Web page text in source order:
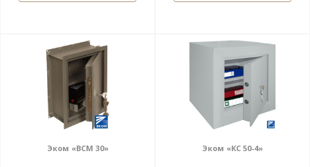
Эком «ВСМ 30» Эком «КС 50-4»